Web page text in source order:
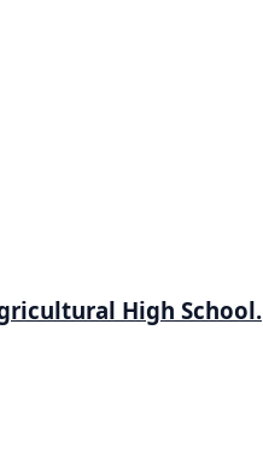
High School.